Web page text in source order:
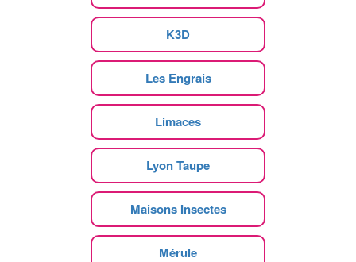
K3D
Les Engrais
Limaces
Lyon Taupe
Maisons Insectes
Mérule